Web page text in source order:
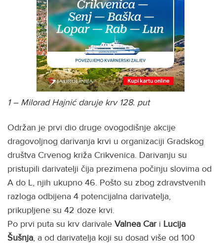
1 – Milorad Hajnić daruje krv 128. put
Održan je prvi dio druge ovogodišnje akcije
dragovoljnog darivanja krvi u organizaciji Gradskog
društva Crvenog križa Crikvenica. Darivanju su
pristupili darivatelji čija prezimena počinju slovima od
A do L, njih ukupno 46. Pošto su zbog zdravstvenih
razloga odbijena 4 potencijalna darivatelja,
prikupljene su 42 doze krvi.
Po prvi puta su krv darivale Valnea Cari Lucija
Šušnja, a od darivatelja koji su dosad više od 100